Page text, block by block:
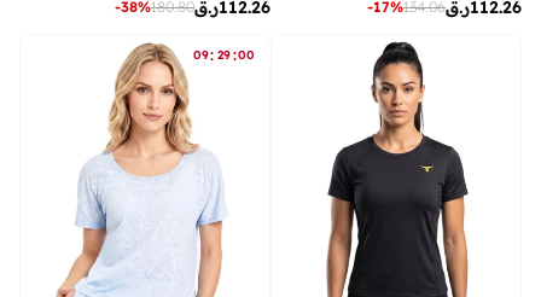
ر.ق112.26
134.06
-17%
ر.ق112.26
180.80
-38%
09: 29:00